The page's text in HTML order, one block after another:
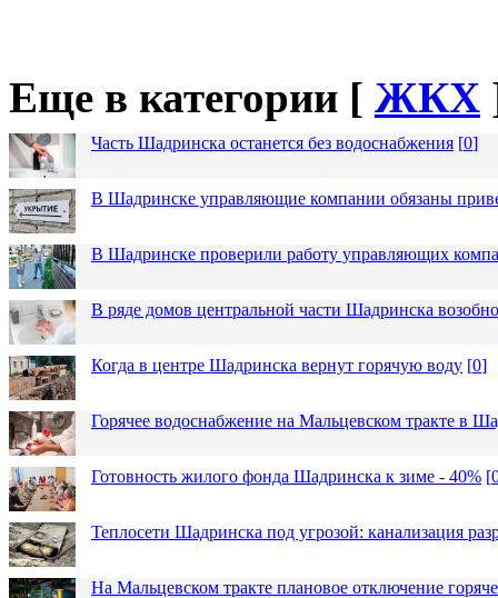
Еще в категории [ ЖКХ
Часть Шадринска останется без водоснабжения [0]
В Шадринске управляющие компании обязаны
В Шадринске проверили работу управляющих
В ряде домов центральной части Шадринска
Когда в центре Шадринска вернут горячую воду [0]
Горячее водоснабжение на Мальцевском тракте в
Готовность жилого фонда Шадринска к зиме - 40% [
Теплосети Шадринска под угрозой: канализация
На Мальцевском тракте плановое отключение